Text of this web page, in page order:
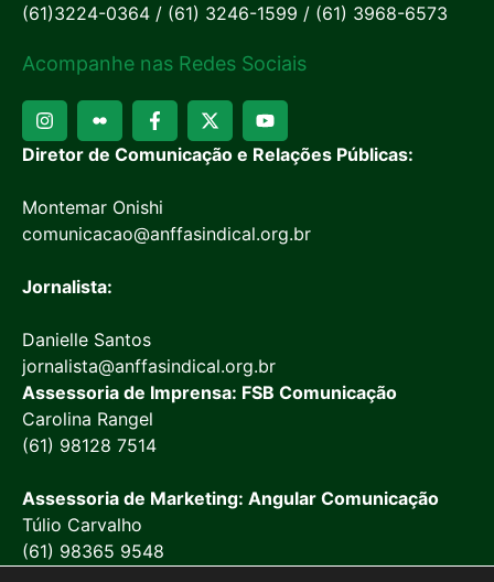
(61)3224-0364 / (61) 3246-1599 / (61) 3968-6573
Acompanhe nas Redes Sociais
Diretor de Comunicação e Relações Públicas:
Montemar Onishi
comunicacao@anffasindical.org.br
Jornalista:
Danielle Santos
jornalista@anffasindical.org.br
Assessoria de Imprensa: FSB Comunicação
Carolina Rangel
(61) 98128 7514
Assessoria de Marketing: Angular Comunicação
Túlio Carvalho
(61) 98365 9548